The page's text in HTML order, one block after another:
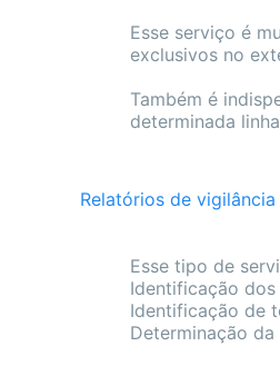
Esse serviço é
exclusivos no
Também é
determinada
Relatórios de
Esse tipo de
Identificação
Identificação de
Determinação